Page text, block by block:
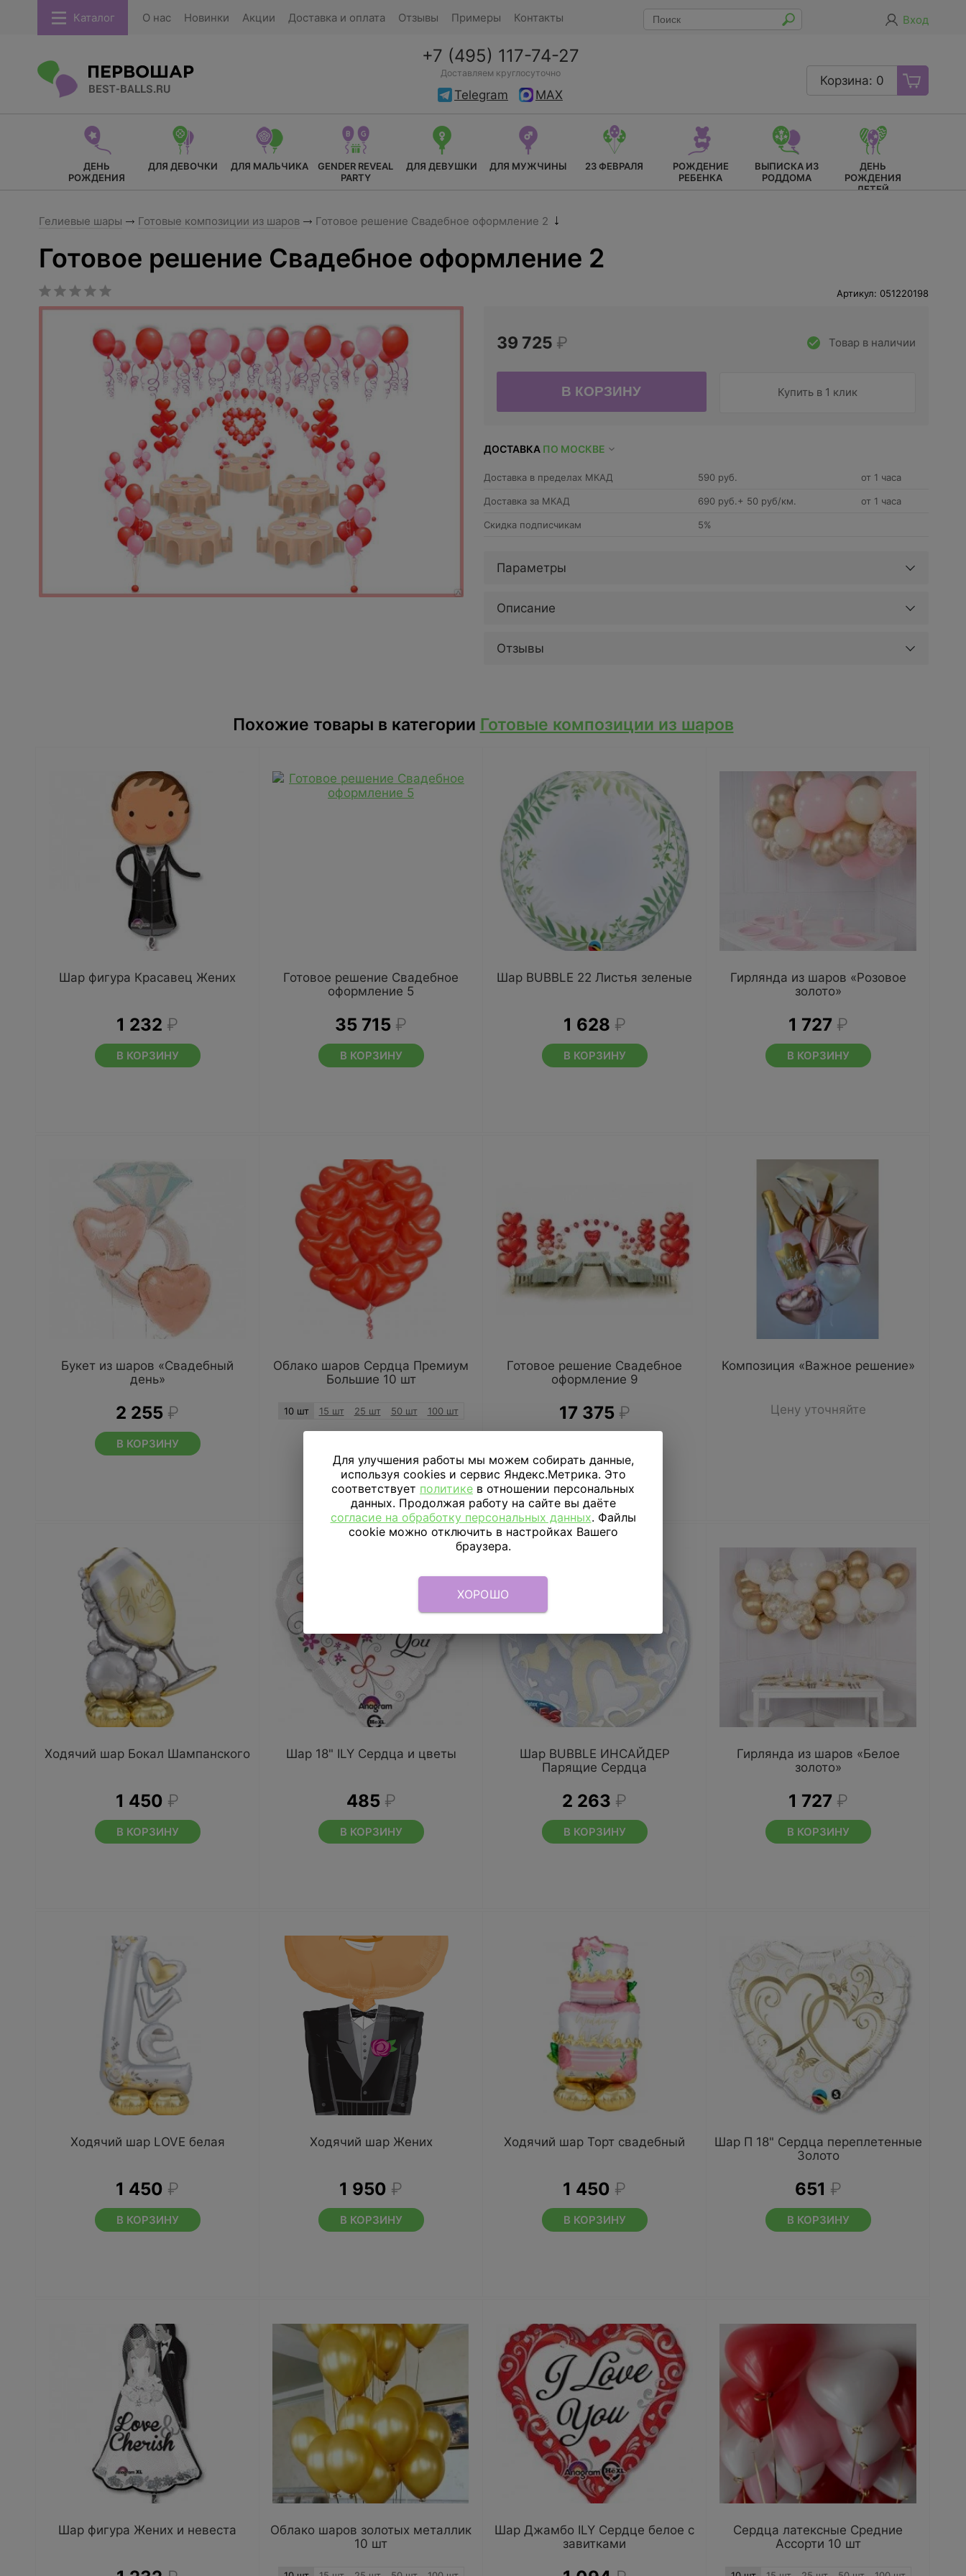
Каталог О нас Новинки Акции Доставка и оплата Отзывы Примеры Контакты Вход
+7 (495) 117-74-27
Доставляем круглосуточно
Telegram MAX
Корзина: 0
ДЕНЬ
РОЖДЕНИЯ
ДЛЯ ДЕВОЧКИ ДЛЯ МАЛЬЧИКА
GENDER REVEAL
PARTY
ДЛЯ ДЕВУШКИ ДЛЯ МУЖЧИНЫ 23 ФЕВРАЛЯ
РОЖДЕНИЕ
РЕБЕНКА
ВЫПИСКА ИЗ
РОДДОМА
ДЕНЬ
РОЖДЕНИЯ
ДЕТЕЙ
Гелиевые шары Готовые композиции из шаров Готовое решение Свадебное оформление 2
Готовое решение Свадебное оформление 2
Артикул: 051220198
Товар в наличии
39 725 ₽
Купить в 1 клик
ДОСТАВКА ПО МОСКВЕ
Доставка в пределах МКАД 590 руб. от 1 часа
Доставка за МКАД 690 руб.+ 50 руб/км. от 1 часа
Скидка подписчикам 5%
Параметры
Описание
Отзывы
Похожие товары в категории Готовые композиции из шаров
Шар фигура Красавец Жених
1 232 ₽
В КОРЗИНУ
Готовое решение Свадебное
оформление 5
35 715 ₽
В КОРЗИНУ
Шар BUBBLE 22 Листья зеленые
1 628 ₽
В КОРЗИНУ
Гирлянда из шаров «Розовое
золото»
1 727 ₽
В КОРЗИНУ
Букет из шаров «Свадебный
день»
2 255 ₽
В КОРЗИНУ
Облако шаров Сердца Премиум
Большие 10 шт
10 шт 15 шт 25 шт 50 шт 100 шт
В КОРЗИНУ
Готовое решение Свадебное
оформление 9
17 375 ₽
Композиция «Важное решение»
Цену уточняйте
Ходячий шар Бокал Шампанского
1 450 ₽
В КОРЗИНУ
Шар 18" ILY Сердца и цветы
485 ₽
В КОРЗИНУ
Шар BUBBLE ИНСАЙДЕР
Парящие Сердца
2 263 ₽
В КОРЗИНУ
Гирлянда из шаров «Белое
золото»
1 727 ₽
В КОРЗИНУ
Ходячий шар LOVE белая
1 450 ₽
В КОРЗИНУ
Ходячий шар Жених
1 950 ₽
В КОРЗИНУ
Ходячий шар Торт свадебный
1 450 ₽
В КОРЗИНУ
Шар П 18" Сердца переплетенные
Золото
651 ₽
В КОРЗИНУ
Шар фигура Жених и невеста
Облако шаров золотых металлик
10 шт
Шар Джамбо ILY Сердце белое с
завитками
Сердца латексные Средние
Ассорти 10 шт
Для улучшения работы мы можем собирать данные,
используя cookies и сервис Яндекс.Метрика. Это
соответствует политике в отношении персональных
данных. Продолжая работу на сайте вы даёте
согласие на обработку персональных данных. Файлы
cookie можно отключить в настройках Вашего
браузера.
ХОРОШО